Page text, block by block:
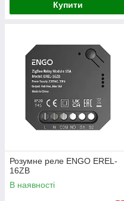
Купити
Розумне реле ENGO EREL-
16ZB
В наявності